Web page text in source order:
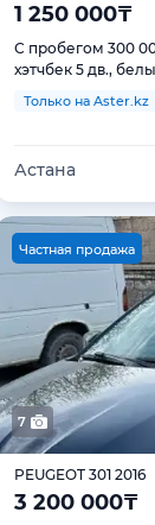
1 250 000₸
С пробегом 300
хэтчбек 5 дв.,
Только на Aster.kz
Астана
Частная продажа
7
PEUGEOT 301 2016
3 200 000₸